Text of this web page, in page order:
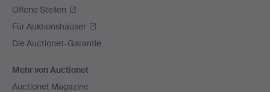
Offene Stellen
Für Auktionshäuser
Die Auctionet-Garantie
Mehr von Auctionet
Auctionet Magazine